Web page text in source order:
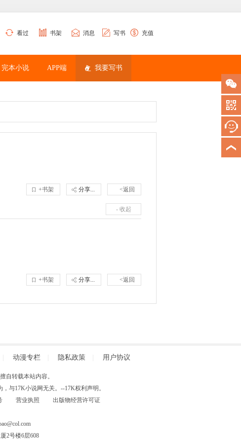
看过 书架 消息 写书 充值
完本小说 APP端 我要写书
<返回
分享...
+书架
- 收起
<返回
分享...
+书架
动漫专栏 隐私政策 用户协议
自转载本站内容。
与17K小说网无关。--17K权利声明。
号 营业执照
出版物经营许可证
2号楼6层608